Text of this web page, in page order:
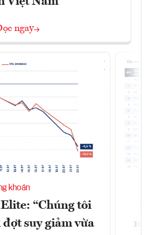
ngay
khoán
Elite: “Chúng tôi
suy giảm vừa